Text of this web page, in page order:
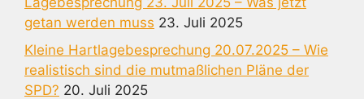
getan werden muss 23. Juli 2025
Kleine Hartlagebesprechung 20.07.2025 – Wie
realistisch sind die mutmaßlichen Pläne der
SPD? 20. Juli 2025